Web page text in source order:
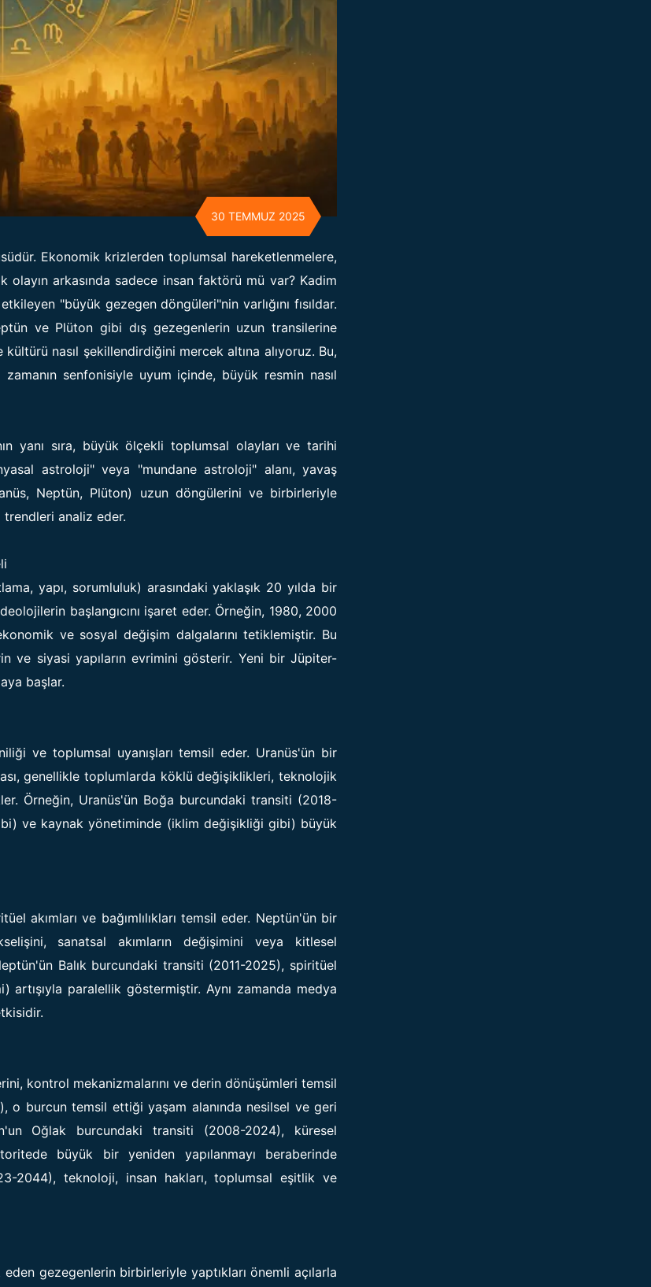
30 TEMMUZ 2025
Ekonomik krizlerden toplumsal hareketlenmelere,
arkasında sadece insan faktörü mü var? Kadim
"büyük gezegen döngüleri"nin varlığını fısıldar.
ve Plüton gibi dış gezegenlerin uzun transilerine
nasıl şekillendirdiğini mercek altına alıyoruz. Bu,
senfonisiyle uyum içinde, büyük resmin nasıl
yanı sıra, büyük ölçekli toplumsal olayları ve tarihi
astroloji" veya "mundane astroloji" alanı, yavaş
Neptün, Plüton) uzun döngülerini ve birbirleriyle
trendleri analiz eder.
yapı, sorumluluk) arasındaki yaklaşık 20 yılda bir
başlangıcını işaret eder. Örneğin, 1980, 2000
ve sosyal değişim dalgalarını tetiklemiştir. Bu
ve siyasi yapıların evrimini gösterir. Yeni bir Jüpiter-
başlar.
ve toplumsal uyanışları temsil eder. Uranüs'ün bir
genellikle toplumlarda köklü değişiklikleri, teknolojik
Örneğin, Uranüs'ün Boğa burcundaki transiti (2018-
ve kaynak yönetiminde (iklim değişikliği gibi) büyük
akımları ve bağımlılıkları temsil eder. Neptün'ün bir
sanatsal akımların değişimini veya kitlesel
Balık burcundaki transiti (2011-2025), spiritüel
artışıyla paralellik göstermiştir. Aynı zamanda medya
kontrol mekanizmalarını ve derin dönüşümleri temsil
o burcun temsil ettiği yaşam alanında nesilsel ve geri
Oğlak burcundaki transiti (2008-2024), küresel
büyük bir yeniden yapılanmayı beraberinde
2044), teknoloji, insan hakları, toplumsal eşitlik ve
gezegenlerin birbirleriyle yaptıkları önemli açılarla